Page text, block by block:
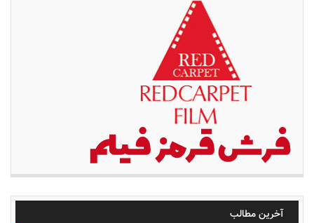
آخرین مطالب